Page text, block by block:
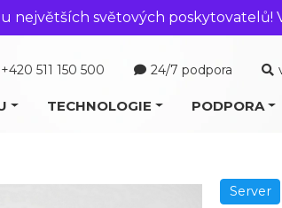
největších světových poskytovatelů!
+420 511 150 500 24/7 podpora
TECHNOLOGIE PODPORA
Server